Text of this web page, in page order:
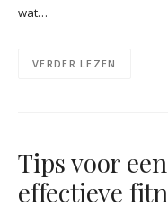
wat…
VERDER LEZEN
Tips voor
effectieve